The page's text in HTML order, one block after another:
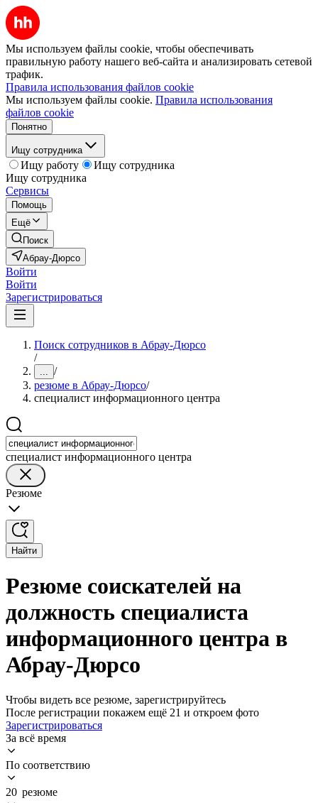
Мы используем файлы cookie, чтобы обеспечивать
правильную работу нашего веб-сайта и анализировать сетевой
трафик.
Правила использования файлов cookie
Мы используем файлы cookie. Правила использования
файлов cookie
Понятно
Ищу сотрудника
Ищу работу
Ищу сотрудника
Ищу сотрудника
Сервисы
Помощь
Ещё
Поиск
Абрау-Дюрсо
Войти
Войти
Зарегистрироваться
Поиск сотрудников в Абрау-Дюрсо
/
... /
резюме в Абрау-Дюрсо/
специалист информационного центра
специалист информационного центра
Резюме
Найти
Резюме соискателей на
должность специалиста
информационного центра в
Абрау-Дюрсо
Чтобы видеть все резюме, зарегистрируйтесь
После регистрации покажем ещё 21 и откроем фото
Зарегистрироваться
За всё время
По соответствию
20 резюме